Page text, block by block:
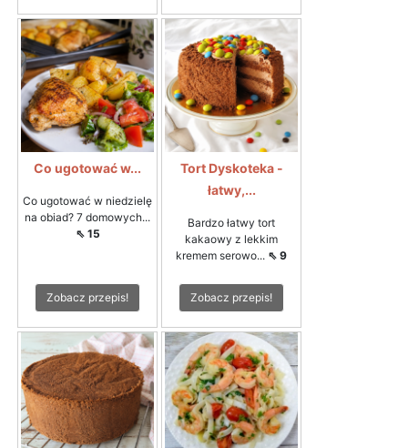
Co ugotować w...
Co ugotować w niedzielę
na obiad? 7 domowych...
⇖ 15
Zobacz przepis!
Tort Dyskoteka -
łatwy,...
Bardzo łatwy tort
kakaowy z lekkim
kremem serowo... ⇖ 9
Zobacz przepis!